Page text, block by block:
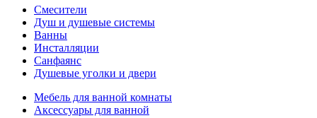
Смесители
Душ и душевые системы
Ванны
Инсталляции
Санфаянс
Душевые уголки и двери
Мебель для ванной комнаты
Аксессуары для ванной